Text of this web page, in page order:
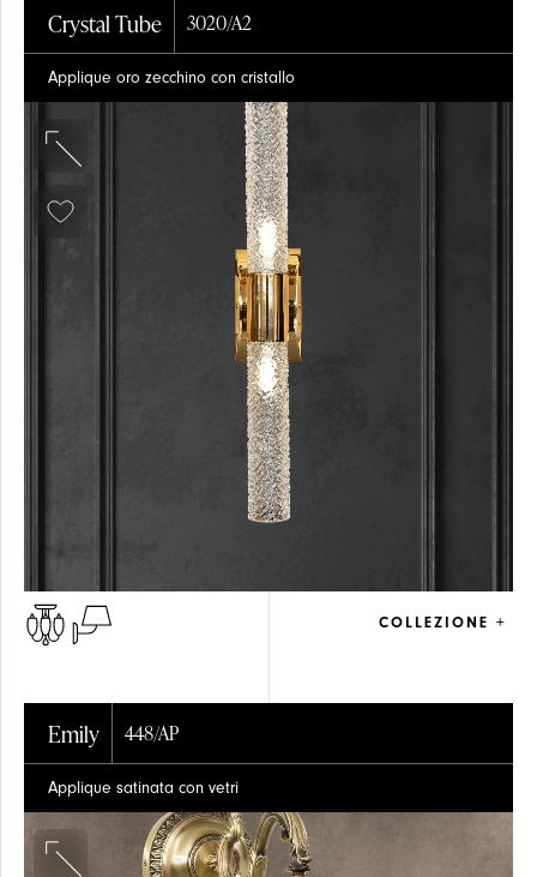
Crystal Tube 3020/A2
Applique oro zecchino con cristallo
COLLEZIONE +
Emily 448/AP
Applique satinata con vetri